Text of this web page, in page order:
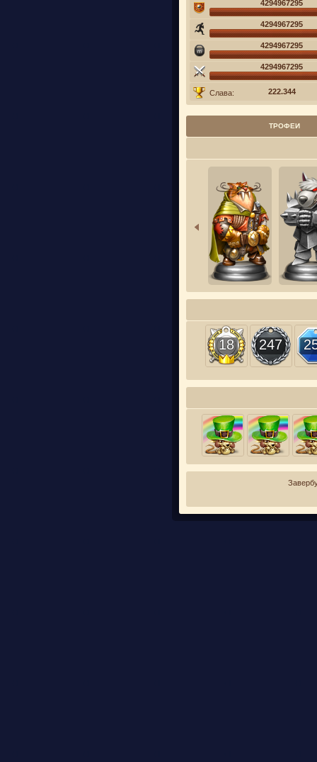
4294967295
4294967295
4294967295
4294967295
Слава: 222.344
ТРОФЕИ
18 247